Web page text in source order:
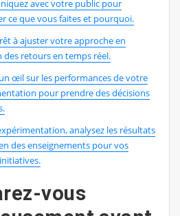
avec votre public pour
ce que vous faites et pourquoi.
à ajuster votre approche en
des retours en temps réel.
œil sur les performances de votre
pour prendre des décisions
analysez les résultats
des enseignements pour vos
vous